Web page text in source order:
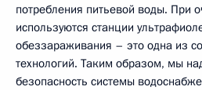
потребления питьевой воды. При
используются станции
обеззараживания – это одна из
технологий. Таким образом, мы
безопасность системы